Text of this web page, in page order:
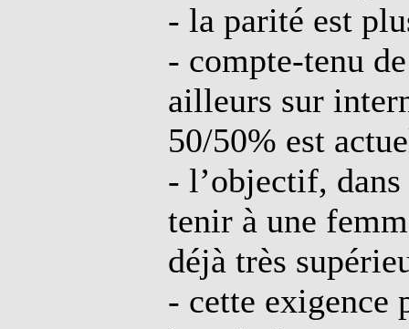
- la parité est
- compte-tenu
ailleurs sur
50/50% est
- l’objectif, dans
tenir à une
déjà très
- cette exigence